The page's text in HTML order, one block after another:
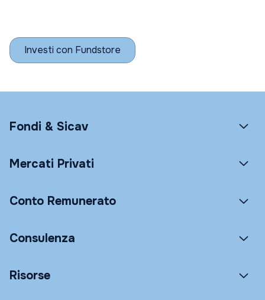
Investi con Fundstore
Fondi & Sicav
Mercati Privati
Conto Remunerato
Consulenza
Risorse